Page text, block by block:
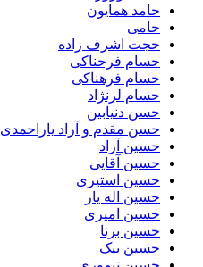
حامد همایون
حامی
حجت اشرف زاده
حسام فرحناکی
حسام فرهناکی
حسام لرنژاد
حسن دنیابین
حسن مقدم و آراد یاراحمدی
حسین آزاد
حسین آقایی
حسین استیری
حسین اله یار
حسین امیری
حسین برنا
حسین بیک